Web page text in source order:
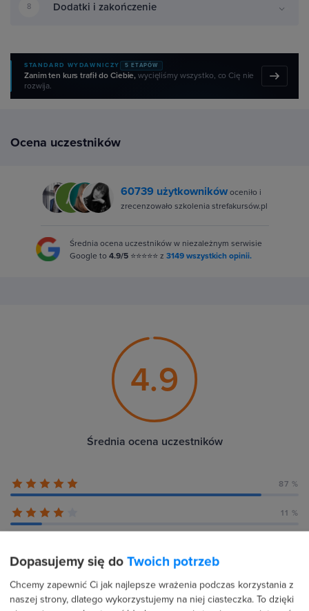
8 Dodatki i zakończenie
STANDARD WYDAWNICZY 5 ETAPÓW
Zanim ten kurs trafił do Ciebie,wycięliśmy wszystko, co Cię nie
rozwija.
Ocena uczestników
60739 użytkownikówoceniło i
zrecenzowało szkolenia strefakursów.pl
Średnia ocena uczestników w niezależnym serwisie
Google to 4.9/5 ⭐⭐⭐⭐⭐ z 3149 wszystkich opinii.
4.9
Średnia ocena uczestników
87 %
11 %
0 %
Dopasujemy się do Twoich potrzeb
Chcemy zapewnić Ci jak najlepsze wrażenia podczas korzystania z
naszej strony, dlatego wykorzystujemy na niej ciasteczka. To dzięki